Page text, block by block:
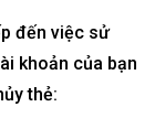
đến việc sử
khoản của bạn
thẻ: